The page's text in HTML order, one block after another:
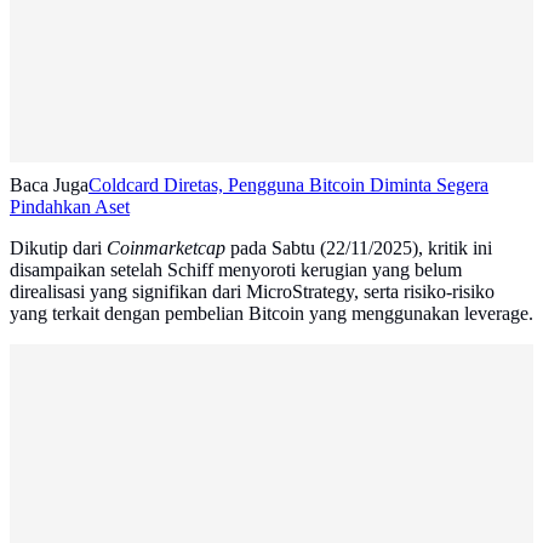
Baca JugaColdcard Diretas, Pengguna Bitcoin Diminta Segera
Pindahkan Aset
Dikutip dari Coinmarketcap pada Sabtu (22/11/2025), kritik ini
disampaikan setelah Schiff menyoroti kerugian yang belum
direalisasi yang signifikan dari MicroStrategy, serta risiko-risiko
yang terkait dengan pembelian Bitcoin yang menggunakan leverage.